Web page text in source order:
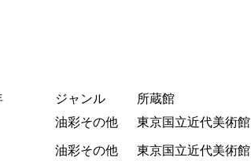
ジャンル 所蔵館
油彩その他 東京国立近代美術館
油彩その他 東京国立近代美術館